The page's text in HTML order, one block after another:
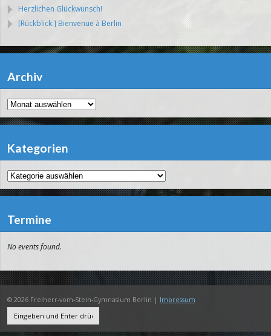
Herzlichen Glückwunsch!
[Rückblick:] Bienvenue à Berlin
Archiv
Archiv
Kategorien
Kategorien
Termine
No events found.
© 2026 Freiherr-vom-Stein-Gymnasium Berlin | Impressum